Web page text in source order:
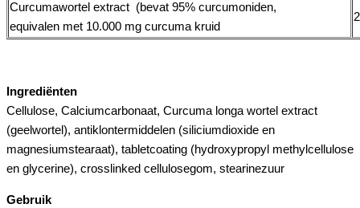
Curcumawortel extract (bevat 95% curcumoniden,
equivalen met 10.000 mg curcuma kruid
Ingrediënten
Cellulose, Calciumcarbonaat, Curcuma longa wortel extract
(geelwortel), antiklontermiddelen (siliciumdioxide en
magnesiumstearaat), tabletcoating (hydroxypropyl methylcellulose
en glycerine), crosslinked cellulosegom, stearinezuur
Gebruik